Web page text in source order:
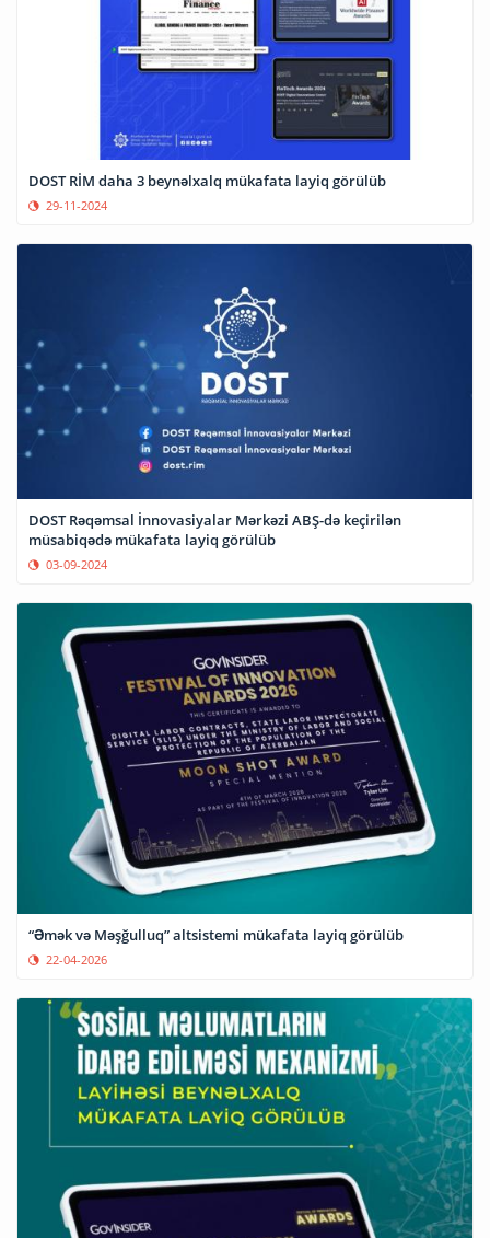
DOST RİM daha 3 beynəlxalq mükafata layiq görülüb
29-11-2024
DOST Rəqəmsal İnnovasiyalar Mərkəzi ABŞ-də keçirilən
müsabiqədə mükafata layiq görülüb
03-09-2024
“Əmək və Məşğulluq” altsistemi mükafata layiq görülüb
22-04-2026